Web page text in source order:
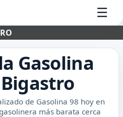
☰
Gasolina
Bigastro
de Gasolina 98 hoy en
más barata cerca